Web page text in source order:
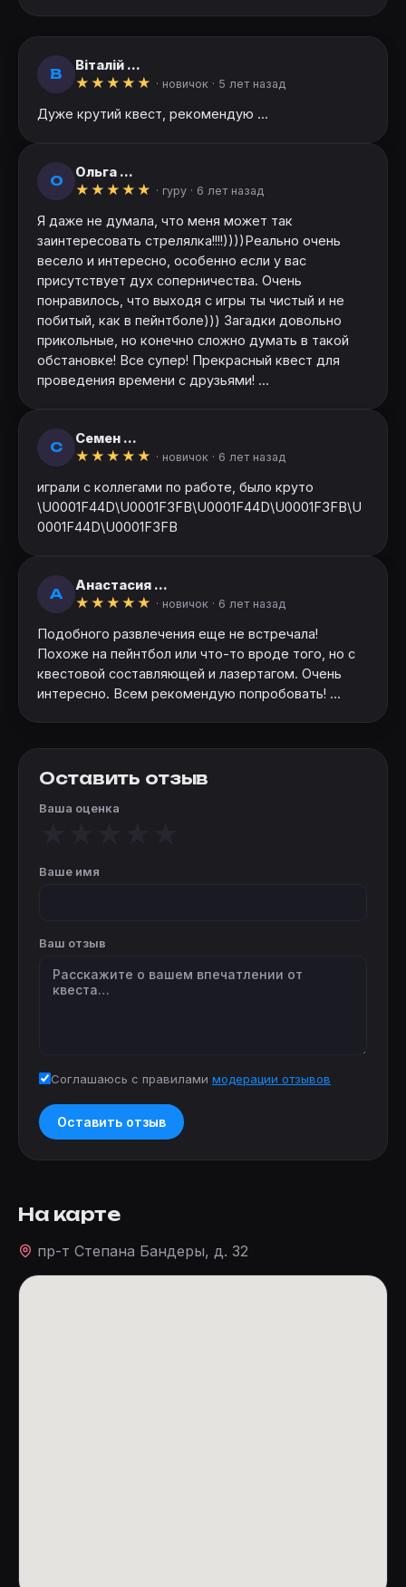
В
Віталій ...
★ ★ ★ ★ ★ · новичок · 5 лет назад
Дуже крутий квест, рекомендую ...
О
Ольга ...
★ ★ ★ ★ ★ · гуру · 6 лет назад
Я даже не думала, что меня может так
заинтересовать стрелялка!!!!))))Реально очень
весело и интересно, особенно если у вас
присутствует дух соперничества. Очень
понравилось, что выходя с игры ты чистый и не
побитый, как в пейнтболе))) Загадки довольно
прикольные, но конечно сложно думать в такой
обстановке! Все супер! Прекрасный квест для
проведения времени с друзьями! ...
С
Семен ...
★ ★ ★ ★ ★ · новичок · 6 лет назад
играли с коллегами по работе, было круто
\U0001F44D\U0001F3FB\U0001F44D\U0001F3FB\U
0001F44D\U0001F3FB
А
Анастасия ...
★ ★ ★ ★ ★ · новичок · 6 лет назад
Подобного развлечения еще не встречала!
Похоже на пейнтбол или что-то вроде того, но с
квестовой составляющей и лазертагом. Очень
интересно. Всем рекомендую попробовать! ...
Оставить отзыв
Ваша оценка
Ваше имя
Ваш отзыв
Соглашаюсь с правилами модерации отзывов
Оставить отзыв
На карте
пр-т Степана Бандеры, д. 32